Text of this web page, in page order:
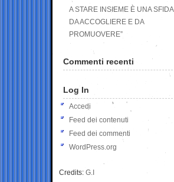
A STARE INSIEME È UNA SFIDA
DA ACCOGLIERE E DA
PROMUOVERE”
Commenti recenti
Log In
Accedi
Feed dei contenuti
Feed dei commenti
WordPress.org
Credits: G.I